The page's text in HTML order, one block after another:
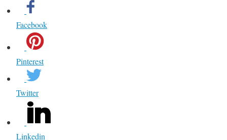
Facebook
Pinterest
Twitter
Linkedin